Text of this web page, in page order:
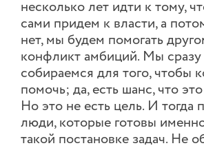
несколько лет идти к тому,
сами придем к власти, а
нет, мы будем помогать
конфликт амбиций. Мы
собираемся для того, чтобы
помочь; да, есть шанс, что
Но это не есть цель. И тогда
люди, которые готовы
такой постановке задач. Не